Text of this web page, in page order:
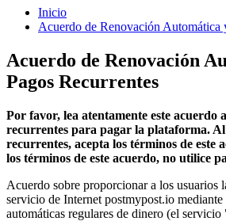
Inicio
Acuerdo de Renovación Automática
Acuerdo de Renovación
Pagos Recurrentes
Por favor, lea atentamente este acuerdo
recurrentes para pagar la plataforma.
recurrentes, acepta los términos de este
los términos de este acuerdo, no utilice
Acuerdo sobre proporcionar a los usuarios
servicio de Internet postmypost.io mediante
automáticas regulares de dinero (el